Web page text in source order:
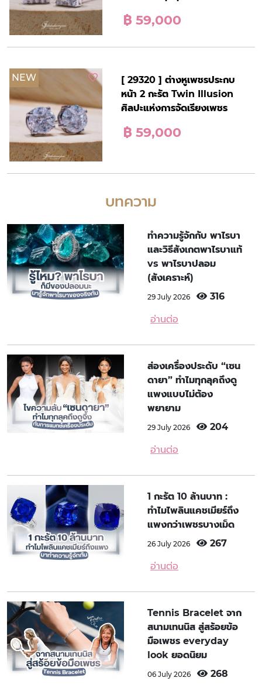
฿ 59,000
NEW
[ 29320 ] ต่างหูเพชรประกบ
หน้า 2 กะรัต Twin Illusion
ศิลปะแห่งการจัดเรียงเพชร
฿ 59,000
บทความ
ทำความรู้จักกับ พาไรบา
และวิธีสังเกตพาไรบาแท้
vs พาไรบาปลอม
(สังเคราะห์)
29 July 2026 316
อ่านต่อ
ส่องเครื่องประดับ “เซน
ดายา” ทำไมทุกลุคถึงดู
แพงแบบไม่ต้อง
พยายาม
29 July 2026 204
อ่านต่อ
1 กะรัต 10 ล้านบาท :
ทำไมไพลินแคชเมียร์ถึง
แพงกว่าเพชรบางเม็ด
26 July 2026 267
อ่านต่อ
Tennis Bracelet จาก
สนามเทนนิส สู่สร้อยข้อ
มือเพชร everyday
look ยอดนิยม
06 July 2026 268